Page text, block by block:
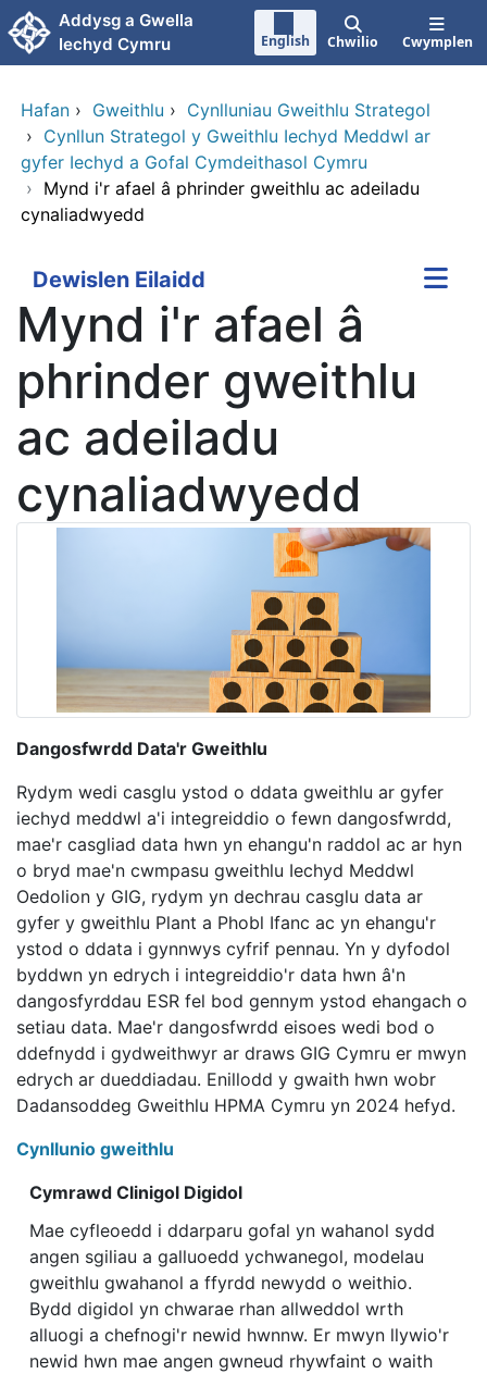
Neidio i'r prif gynnwy
Addysg a Gwella
Iechyd Cymru
English Chwilio Cwymplen
Hafan › Gweithlu › Cynlluniau Gweithlu Strategol
› Cynllun Strategol y Gweithlu Iechyd Meddwl ar
gyfer Iechyd a Gofal Cymdeithasol Cymru
› Mynd i'r afael â phrinder gweithlu ac adeiladu
cynaliadwyedd
Dewislen Eilaidd
Mynd i'r afael â
phrinder gweithlu
ac adeiladu
cynaliadwyedd
Dangosfwrdd Data'r Gweithlu
Rydym wedi casglu ystod o ddata gweithlu ar gyfer
iechyd meddwl a'i integreiddio o fewn dangosfwrdd,
mae'r casgliad data hwn yn ehangu'n raddol ac ar hyn
o bryd mae'n cwmpasu gweithlu Iechyd Meddwl
Oedolion y GIG, rydym yn dechrau casglu data ar
gyfer y gweithlu Plant a Phobl Ifanc ac yn ehangu'r
ystod o ddata i gynnwys cyfrif pennau. Yn y dyfodol
byddwn yn edrych i integreiddio'r data hwn â'n
dangosfyrddau ESR fel bod gennym ystod ehangach o
setiau data. Mae'r dangosfwrdd eisoes wedi bod o
ddefnydd i gydweithwyr ar draws GIG Cymru er mwyn
edrych ar dueddiadau. Enillodd y gwaith hwn wobr
Dadansoddeg Gweithlu HPMA Cymru yn 2024 hefyd.
Cynllunio gweithlu
Cymrawd Clinigol Digidol
Mae cyfleoedd i ddarparu gofal yn wahanol sydd
angen sgiliau a galluoedd ychwanegol, modelau
gweithlu gwahanol a ffyrdd newydd o weithio.
Bydd digidol yn chwarae rhan allweddol wrth
alluogi a chefnogi'r newid hwnnw. Er mwyn llywio'r
newid hwn mae angen gwneud rhywfaint o waith